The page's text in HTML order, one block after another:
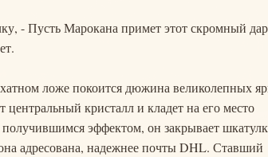
- Пусть Марокана примет этот скромный
ложе покоится дюжина великолепных
кристалл и кладет на его место
эффектом, он закрывает
адресована, надежнее почты DHL. Ставший